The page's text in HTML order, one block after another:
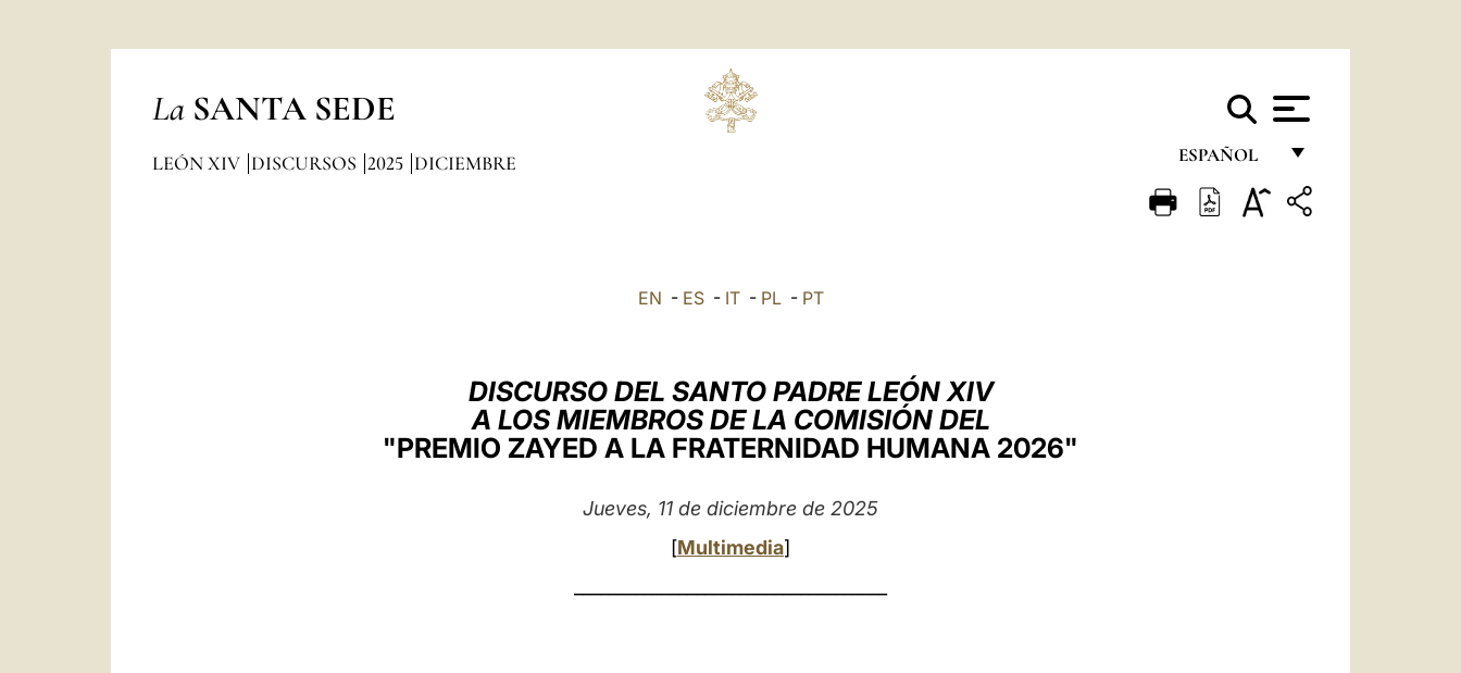
La SANTA SEDE
ESPAÑOL
FRANÇAIS
LEÓN XIV DISCURSOS 2025 DICIEMBRE
EN - ES- IT- PL- PT
DISCURSO DEL SANTO PADRE LEÓN XIV
A LOS MIEMBROS DE LA COMISIÓN DEL
"PREMIO ZAYED A LA FRATERNIDAD HUMANA 2026"
Jueves, 11 de diciembre de 2025
[Multimedia]